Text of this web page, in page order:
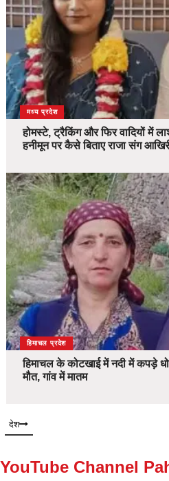
देश
मध्य प्रदेश
होमस्टे, ट्रैकिंग और फिर वादियों में
हनीमून पर कैसे बिताए राजा संग
देश
हिमाचल प्रदेश
हिमाचल के कोटखाई में नदी में कपड़े
मौत, गांव में मातम
देश
YouTube Channel